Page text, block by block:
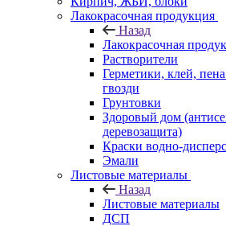
Лакокрасочная продукция
Назад
Лакокрасочная
Растворители
Герметики, клей,
гвозди
Грунтовки
Здоровый дом
деревозащита)
Краски водно-
Эмали
Листовые материалы
Назад
Листовые материалы
ДСП